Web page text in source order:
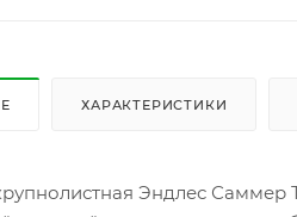
ХАРАКТЕРИСТИКИ
Эндлес